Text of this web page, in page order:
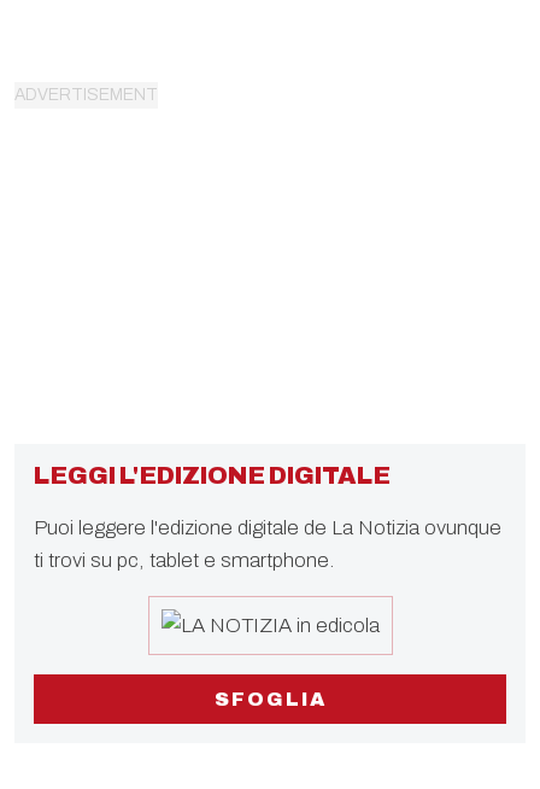
LEGGI L'EDIZIONE DIGITALE
Puoi leggere l'edizione digitale de La Notizia ovunque
ti trovi su pc, tablet e smartphone.
SFOGLIA